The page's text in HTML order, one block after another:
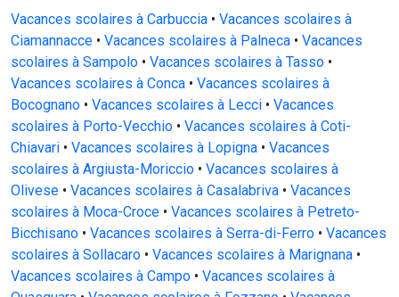
Vacances scolaires à Carbuccia • Vacances scolaires à
Ciamannacce • Vacances scolaires à Palneca • Vacances
scolaires à Sampolo • Vacances scolaires à Tasso •
Vacances scolaires à Conca • Vacances scolaires à
Bocognano • Vacances scolaires à Lecci • Vacances
scolaires à Porto-Vecchio • Vacances scolaires à Coti-
Chiavari • Vacances scolaires à Lopigna • Vacances
scolaires à Argiusta-Moriccio • Vacances scolaires à
Olivese • Vacances scolaires à Casalabriva • Vacances
scolaires à Moca-Croce • Vacances scolaires à Petreto-
Bicchisano • Vacances scolaires à Serra-di-Ferro • Vacances
scolaires à Sollacaro • Vacances scolaires à Marignana •
Vacances scolaires à Campo • Vacances scolaires à